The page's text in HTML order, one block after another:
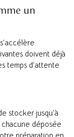
un
doivent déjà
temps d’attente
stocker jusqu’à
, chacune déposée
préparation en